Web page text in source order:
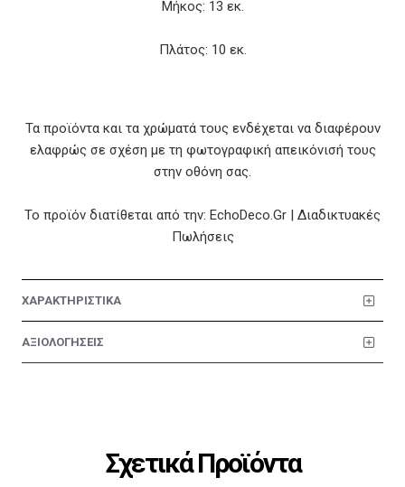
Μήκος: 13 εκ.
Πλάτος: 10 εκ.
Τα προϊόντα και τα χρώματά τους ενδέχεται να διαφέρουν
ελαφρώς σε σχέση με τη φωτογραφική απεικόνισή τους
στην οθόνη σας.
Το προϊόν διατίθεται από την: EchoDeco.Gr | Διαδικτυακές
Πωλήσεις
ΧΑΡΑΚΤΗΡΙΣΤΙΚΑ
ΑΞΙΟΛΟΓΗΣΕΙΣ
Σχετικά Προϊόντα